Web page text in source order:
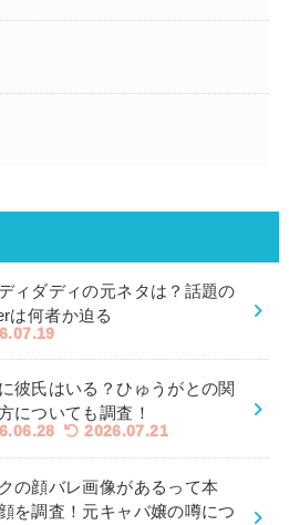
ィダディの元ネタは？話題の
は何者か迫る
彼氏はいる？ひゅうがとの関
についても調査！
2026.07.21
の顔バレ画像があるって本
を調査！元キャバ嬢の噂につ